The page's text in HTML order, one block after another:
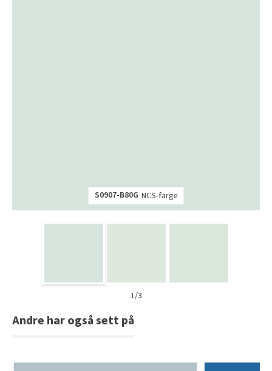
S0907-B80G NCS-farge
1/3
Andre har også sett på